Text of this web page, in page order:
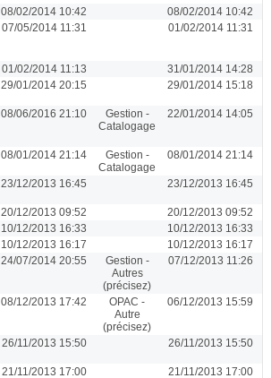
08/02/2014 10:42
08/02/2014 10:42
07/05/2014 11:31 01/02/2014 11:31
01/02/2014 11:13
31/01/2014 14:28
29/01/2014 20:15 29/01/2014 15:18
08/06/2016 21:10
Gestion -
Catalogage
22/01/2014 14:05
08/01/2014 21:14
Gestion -
Catalogage
08/01/2014 21:14
23/12/2013 16:45 23/12/2013 16:45
20/12/2013 09:52
20/12/2013 09:52
10/12/2013 16:33
10/12/2013 16:33
10/12/2013 16:17
10/12/2013 16:17
24/07/2014 20:55
Gestion -
Autres
(précisez)
07/12/2013 11:26
08/12/2013 17:42
OPAC -
Autre
(précisez)
06/12/2013 15:59
26/11/2013 15:50 26/11/2013 15:50
21/11/2013 17:00 21/11/2013 17:00